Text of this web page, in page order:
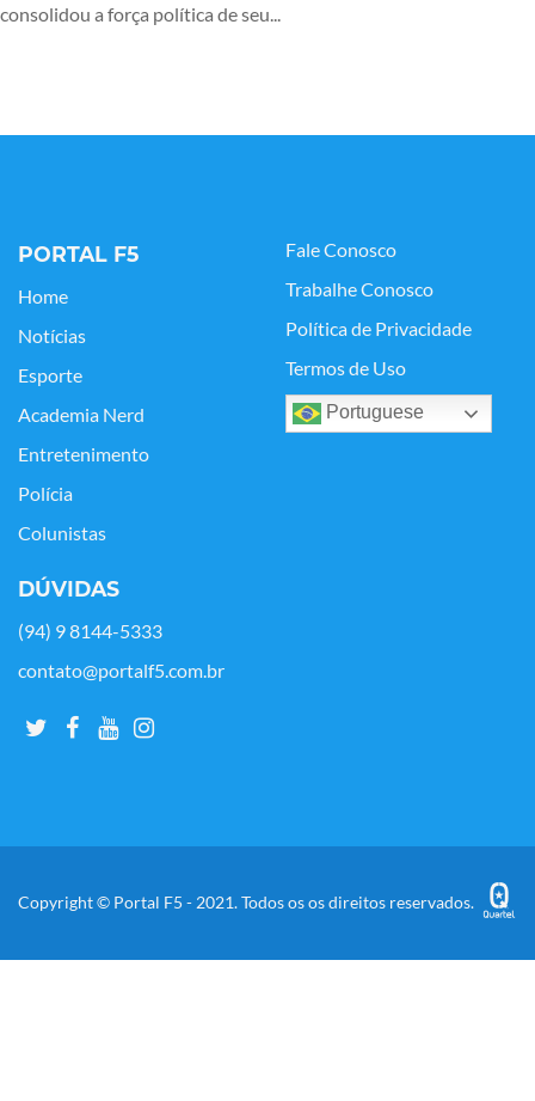
consolidou a força política de seu...
PORTAL F5
Home
Notícias
Esporte
Academia Nerd
Entretenimento
Polícia
Colunistas
Fale Conosco
Trabalhe Conosco
Política de Privacidade
Termos de Uso
Portuguese
DÚVIDAS
(94) 9 8144-5333
contato@portalf5.com.br
Copyright © Portal F5 - 2021. Todos os os direitos reservados.